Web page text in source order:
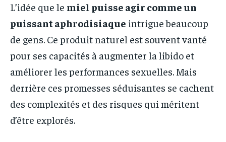
L’idée que le miel puisse agir comme un
puissant aphrodisiaque intrigue beaucoup
de gens. Ce produit naturel est souvent vanté
pour ses capacités à augmenter la libido et
améliorer les performances sexuelles. Mais
derrière ces promesses séduisantes se cachent
des complexités et des risques qui méritent
d’être explorés.